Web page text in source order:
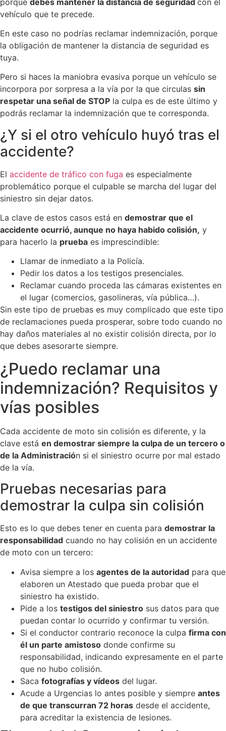
vehículo que te precede.
En este caso no podrías reclamar indemnización, porque
la obligación de mantener la distancia de seguridad es
tuya.
Pero si haces la maniobra evasiva porque un vehículo se
incorpora por sorpresa a la vía por la que circulas sin
respetar una señal de STOP la culpa es de este último y
podrás reclamar la indemnización que te corresponda.
¿Y si el otro vehículo huyó tras el
accidente?
El accidente de tráfico con fuga es especialmente
problemático porque el culpable se marcha del lugar del
siniestro sin dejar datos.
La clave de estos casos está en demostrar que el
accidente ocurrió, aunque no haya habido colisión, y
para hacerlo la prueba es imprescindible:
Llamar de inmediato a la Policía.
Pedir los datos a los testigos presenciales.
Reclamar cuando proceda las cámaras existentes en
el lugar (comercios, gasolineras, vía pública…).
Sin este tipo de pruebas es muy complicado que este tipo
de reclamaciones pueda prosperar, sobre todo cuando no
hay daños materiales al no existir colisión directa, por lo
que debes asesorarte siempre.
¿Puedo reclamar una
indemnización? Requisitos y
vías posibles
Cada accidente de moto sin colisión es diferente, y la
clave está en demostrar siempre la culpa de un tercero o
de la Administración si el siniestro ocurre por mal estado
de la vía.
Pruebas necesarias para
demostrar la culpa sin colisión
Esto es lo que debes tener en cuenta para demostrar la
responsabilidad cuando no hay colisión en un accidente
de moto con un tercero:
Avisa siempre a los agentes de la autoridad para que
elaboren un Atestado que pueda probar que el
siniestro ha existido.
Pide a los testigos del siniestro sus datos para que
puedan contar lo ocurrido y confirmar tu versión.
Si el conductor contrario reconoce la culpa firma con
él un parte amistoso donde confirme su
responsabilidad, indicando expresamente en el parte
que no hubo colisión.
Saca fotografías y vídeos del lugar.
Acude a Urgencias lo antes posible y siempre antes
de que transcurran 72 horas desde el accidente,
para acreditar la existencia de lesiones.